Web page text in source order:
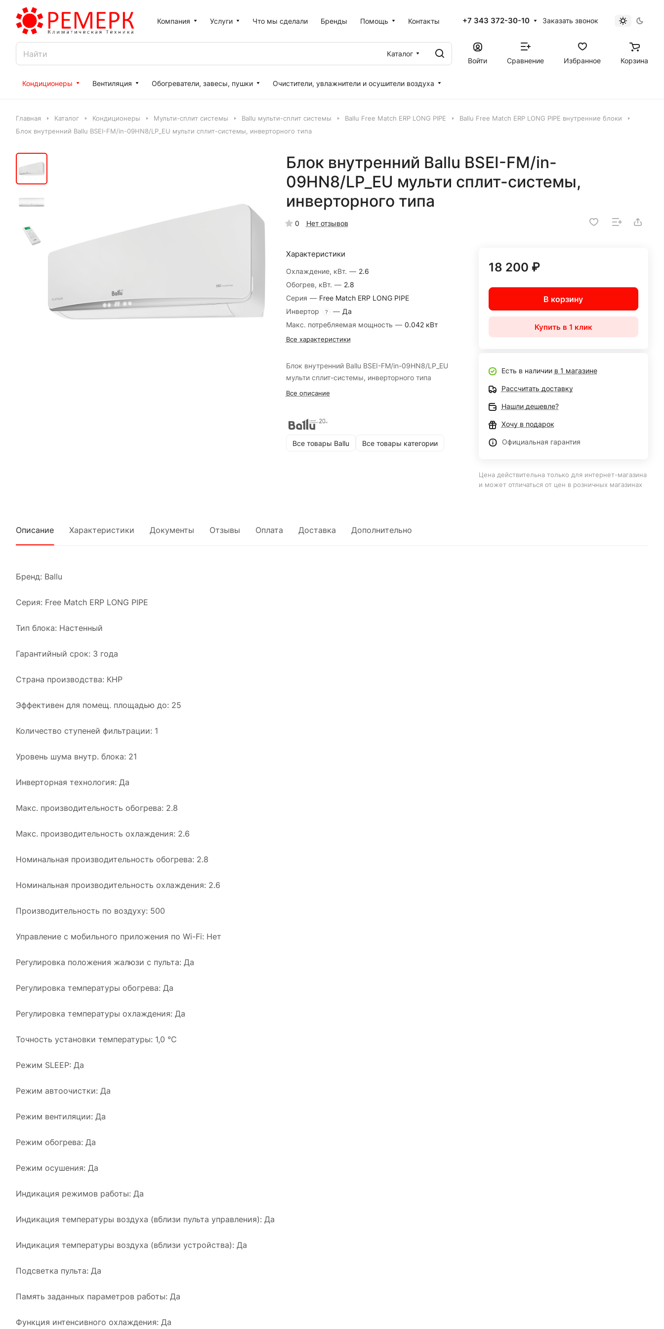
Компания Услуги Что мы сделали Бренды Помощь Контакты +7 343 372-30-10 Заказать звонок
Каталог
Войти
Сравнение Избранное Корзина
Кондиционеры Вентиляция Обогреватели, завесы, пушки Очистители, увлажнители и осушители воздуха
Главная Каталог Кондиционеры Мульти-сплит системы Ballu мульти-сплит системы Ballu Free Match ERP LONG PIPE
Ballu Free Match ERP LONG PIPE внутренние блоки
Блок внутренний Ballu BSEI-FM/in-09HN8/LP_EU мульти сплит-системы, инверторного типа
Блок внутренний Ballu BSEI-FM/in-
09HN8/LP_EU мульти сплит-системы,
инверторного типа
0 Нет отзывов
Характеристики
Охлаждение, кВт. — 2.6
Обогрев, кВт. — 2.8
Серия — Free Match ERP LONG PIPE
Инвертор
? — Да
Макс. потребляемая мощность — 0.042 кВт
Все характеристики
Блок внутренний Ballu BSEI-FM/in-09HN8/LP_EU
мульти сплит-системы, инверторного типа
Все описание
Все товары Ballu Все товары категории
18 200 ₽
В корзину
Купить в 1 клик
Есть в наличии в 1 магазине
Рассчитать доставку
Нашли дешевле?
Хочу в подарок
Официальная гарантия
Цена действительна только для интернет-магазина
и может отличаться от цен в розничных магазинах
Описание Характеристики Документы Отзывы Оплата Доставка Дополнительно
Бренд: Ballu
Серия: Free Match ERP LONG PIPE
Тип блока: Настенный
Гарантийный срок: 3 года
Страна производства: КНР
Эффективен для помещ. площадью до: 25
Количество ступеней фильтрации: 1
Уровень шума внутр. блока: 21
Инверторная технология: Да
Макс. производительность обогрева: 2.8
Макс. производительность охлаждения: 2.6
Номинальная производительность обогрева: 2.8
Номинальная производительность охлаждения: 2.6
Производительность по воздуху: 500
Управление c мобильного приложения по Wi-Fi: Нет
Регулировка положения жалюзи с пульта: Да
Регулировка температуры обогрева: Да
Регулировка температуры охлаждения: Да
Точность установки температуры: 1,0 °С
Режим SLEEP: Да
Режим автоочистки: Да
Режим вентиляции: Да
Режим обогрева: Да
Режим осушения: Да
Индикация режимов работы: Да
Индикация температуры воздуха (вблизи пульта управления): Да
Индикация температуры воздуха (вблизи устройства): Да
Подсветка пульта: Да
Память заданных параметров работы: Да
Функция интенсивного охлаждения: Да